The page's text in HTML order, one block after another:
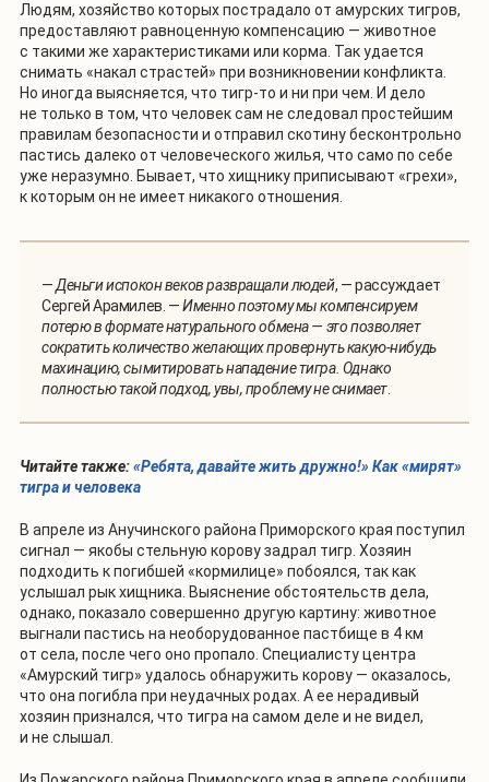
Людям, хозяйство которых пострадало от амурских тигров,
предоставляют равноценную компенсацию — животное
с такими же характеристиками или корма. Так удается
снимать «накал страстей» при возникновении конфликта.
Но иногда выясняется, что тигр-то и ни при чем. И дело
не только в том, что человек сам не следовал простейшим
правилам безопасности и отправил скотину бесконтрольно
пастись далеко от человеческого жилья, что само по себе
уже неразумно. Бывает, что хищнику приписывают «грехи»,
к которым он не имеет никакого отношения.
—Деньги испокон веков развращали людей, — рассуждает
Сергей Арамилев. —Именно поэтому мы компенсируем
потерю в формате натурального обмена — это позволяет
сократить количество желающих провернуть какую-нибудь
махинацию, сымитировать нападение тигра. Однако
полностью такой подход, увы, проблему не снимает.
Читайте также:«Ребята, давайте жить дружно!» Как «мирят»
тигра и человека
В апреле из Анучинского района Приморского края поступил
сигнал — якобы стельную корову задрал тигр. Хозяин
подходить к погибшей «кормилице» побоялся, так как
услышал рык хищника. Выяснение обстоятельств дела,
однако, показало совершенно другую картину: животное
выгнали пастись на необорудованное пастбище в 4 км
от села, после чего оно пропало. Специалисту центра
«Амурский тигр» удалось обнаружить корову — оказалось,
что она погибла при неудачных родах. А ее нерадивый
хозяин признался, что тигра на самом деле и не видел,
и не слышал.